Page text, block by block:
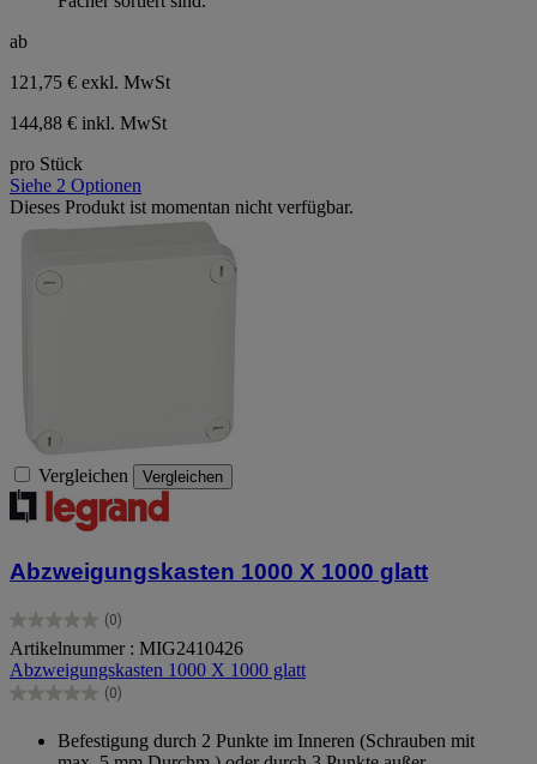
Sternen.
ab
121,75 € exkl. MwSt
144,88 € inkl. MwSt
pro Stück
Siehe 2 Optionen
Dieses Produkt ist momentan nicht verfügbar.
Vergleichen Vergleichen
Abzweigungskasten 1000 X 1000 glatt
(0)
0.0
von
5
Sternen.
Artikelnummer : MIG2410426
Abzweigungskasten 1000 X 1000 glatt
(0)
0.0
Befestigung durch 2 Punkte im Inneren (Schrauben mit